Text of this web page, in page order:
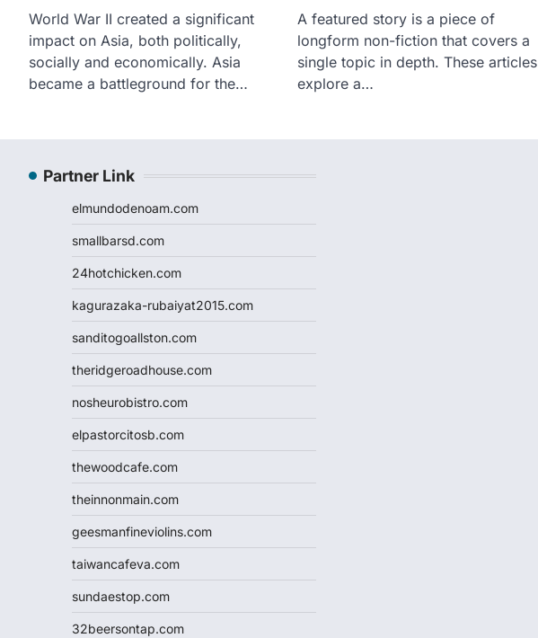
World War II created a significant
impact on Asia, both politically,
socially and economically. Asia
became a battleground for the…
A featured story is a piece of
longform non-fiction that covers a
single topic in depth. These articles
explore a…
Partner Link
elmundodenoam.com
smallbarsd.com
24hotchicken.com
kagurazaka-rubaiyat2015.com
sanditogoallston.com
theridgeroadhouse.com
nosheurobistro.com
elpastorcitosb.com
thewoodcafe.com
theinnonmain.com
geesmanfineviolins.com
taiwancafeva.com
sundaestop.com
32beersontap.com